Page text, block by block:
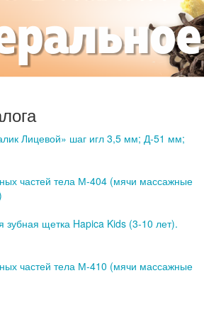
Лицевой» шаг игл 3,5 мм; Д-51 мм;
частей тела М-404 (мячи массажные
зубная щетка Hapica Kids (3-10 лет).
частей тела М-410 (мячи массажные